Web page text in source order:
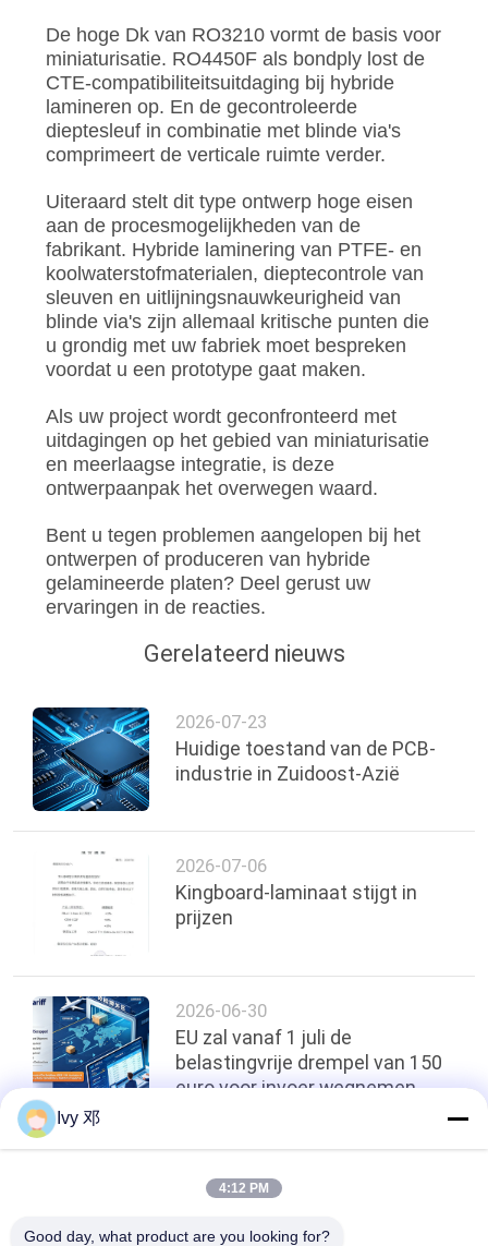
De hoge Dk van RO3210 vormt de basis voor
miniaturisatie. RO4450F als bondply lost de
CTE-compatibiliteitsuitdaging bij hybride
lamineren op. En de gecontroleerde
dieptesleuf in combinatie met blinde via's
comprimeert de verticale ruimte verder.
Uiteraard stelt dit type ontwerp hoge eisen
aan de procesmogelijkheden van de
fabrikant. Hybride laminering van PTFE- en
koolwaterstofmaterialen, dieptecontrole van
sleuven en uitlijningsnauwkeurigheid van
blinde via's zijn allemaal kritische punten die
u grondig met uw fabriek moet bespreken
voordat u een prototype gaat maken.
Als uw project wordt geconfronteerd met
uitdagingen op het gebied van miniaturisatie
en meerlaagse integratie, is deze
ontwerpaanpak het overwegen waard.
Bent u tegen problemen aangelopen bij het
ontwerpen of produceren van hybride
gelamineerde platen? Deel gerust uw
ervaringen in de reacties.
Gerelateerd nieuws
2026-07-23
Huidige toestand van de PCB-
industrie in Zuidoost-Azië
2026-07-06
Kingboard-laminaat stijgt in
prijzen
2026-06-30
EU zal vanaf 1 juli de
belastingvrije drempel van 150
euro voor invoer wegnemen
Terug naar boven
Ivy 邓
4:12 PM
Good day, what product are you looking for?